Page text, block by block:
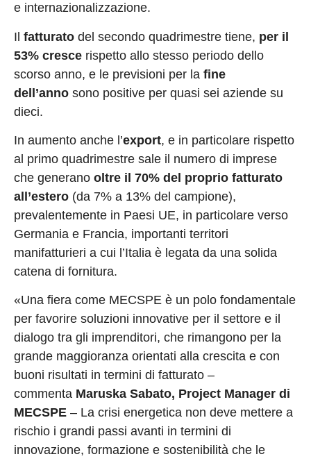
e internazionalizzazione.
Il fatturato del secondo quadrimestre tiene, per il
53% cresce rispetto allo stesso periodo dello
scorso anno, e le previsioni per la fine
dell’anno sono positive per quasi sei aziende su
dieci.
In aumento anche l’export, e in particolare rispetto
al primo quadrimestre sale il numero di imprese
che generano oltre il 70% del proprio fatturato
all’estero (da 7% a 13% del campione),
prevalentemente in Paesi UE, in particolare verso
Germania e Francia, importanti territori
manifatturieri a cui l’Italia è legata da una solida
catena di fornitura.
«Una fiera come MECSPE è un polo fondamentale
per favorire soluzioni innovative per il settore e il
dialogo tra gli imprenditori, che rimangono per la
grande maggioranza orientati alla crescita e con
buoni risultati in termini di fatturato –
commenta Maruska Sabato, Project Manager di
MECSPE – La crisi energetica non deve mettere a
rischio i grandi passi avanti in termini di
innovazione, formazione e sostenibilità che le